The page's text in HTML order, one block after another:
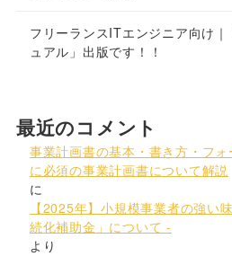
フリーランスITエンジニア向け
ュアル」出版です！！
最近のコメント
事業計画書の基本・書き方・フ
に必須の事業計画書について解説
に
【2025年】小規模事業者の強い
続化補助金」について -
より